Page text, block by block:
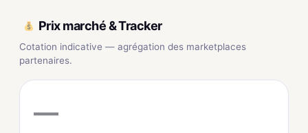
Prix marché & Tracker
Cotation indicative — agrégation des marketplaces
partenaires.
—